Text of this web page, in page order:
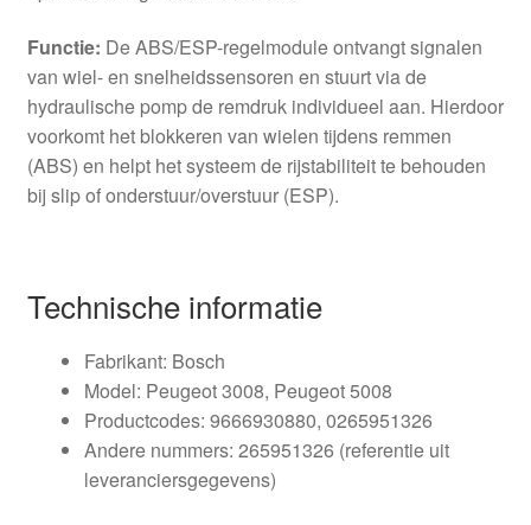
Functie: De ABS/ESP-regelmodule ontvangt signalen
van wiel- en snelheidssensoren en stuurt via de
hydraulische pomp de remdruk individueel aan. Hierdoor
voorkomt het blokkeren van wielen tijdens remmen
(ABS) en helpt het systeem de rijstabiliteit te behouden
bij slip of onderstuur/overstuur (ESP).
Technische informatie
Fabrikant: Bosch
Model: Peugeot 3008, Peugeot 5008
Productcodes: 9666930880, 0265951326
Andere nummers: 265951326 (referentie uit
leveranciersgegevens)